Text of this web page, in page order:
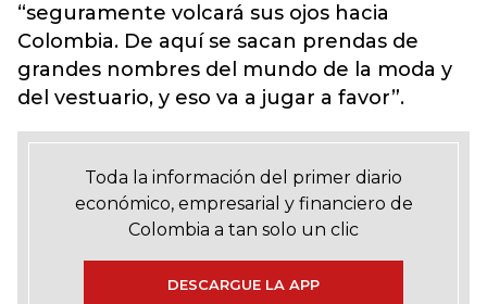
“seguramente volcará sus ojos hacia
Colombia. De aquí se sacan prendas de
grandes nombres del mundo de la moda y
del vestuario, y eso va a jugar a favor”.
Toda la información del primer diario
económico, empresarial y financiero de
Colombia a tan solo un clic
DESCARGUE LA APP